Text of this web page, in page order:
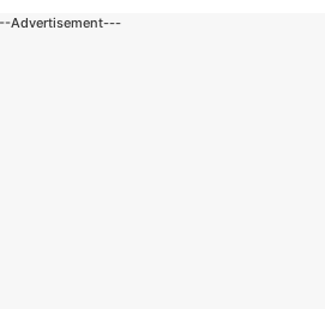
Advertisement---